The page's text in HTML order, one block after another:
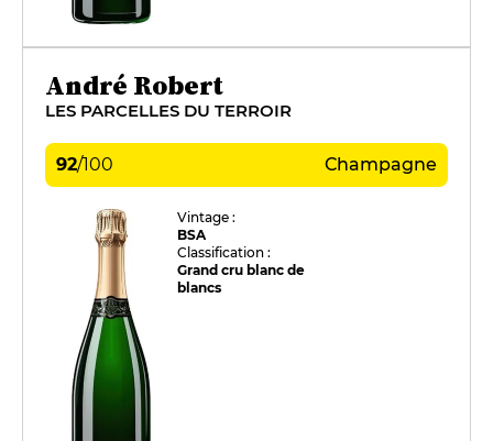
André Robert
LES PARCELLES DU TERROIR
92/100 Champagne
Vintage :
BSA
Classification :
Grand cru blanc de
blancs